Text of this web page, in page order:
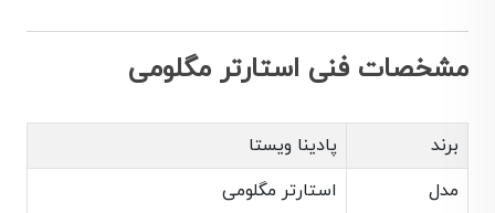
مشخصات فنی استارتر مگلومی
برند
پادینا ویستا
مدل
استارتر مگلومی